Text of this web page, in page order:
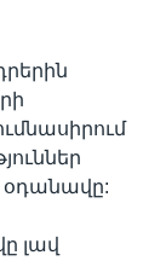
օդանավը:
լավ